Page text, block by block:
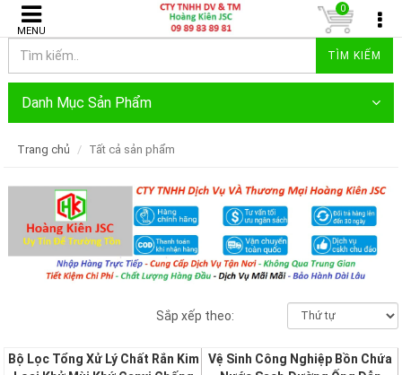
MENU
TÌM KIẾM
0
Danh Mục Sản Phẩm
Trang chủ Tất cả sản phẩm
Sắp xếp theo:
Bộ Lọc Tổng Xử Lý Chất Rắn Kim
Vệ Sinh Công Nghiệp Bồn Chứa